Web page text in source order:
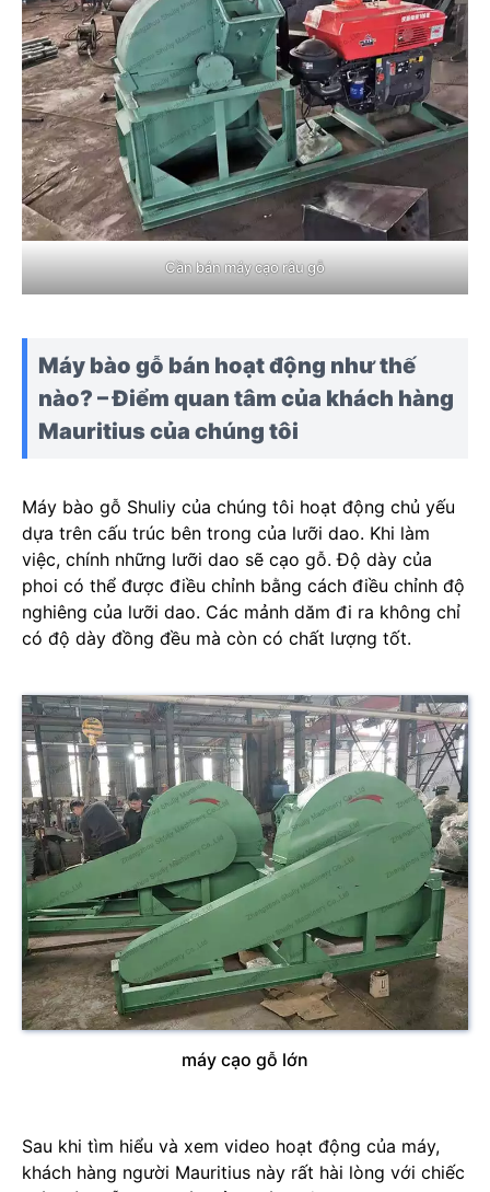
Cần bán máy cạo râu gỗ
Máy bào gỗ bán hoạt động như thế
nào? – Điểm quan tâm của khách hàng
Mauritius của chúng tôi
Máy bào gỗ Shuliy của chúng tôi hoạt động chủ yếu
dựa trên cấu trúc bên trong của lưỡi dao. Khi làm
việc, chính những lưỡi dao sẽ cạo gỗ. Độ dày của
phoi có thể được điều chỉnh bằng cách điều chỉnh độ
nghiêng của lưỡi dao. Các mảnh dăm đi ra không chỉ
có độ dày đồng đều mà còn có chất lượng tốt.
máy cạo gỗ lớn
Sau khi tìm hiểu và xem video hoạt động của máy,
khách hàng người Mauritius này rất hài lòng với chiếc